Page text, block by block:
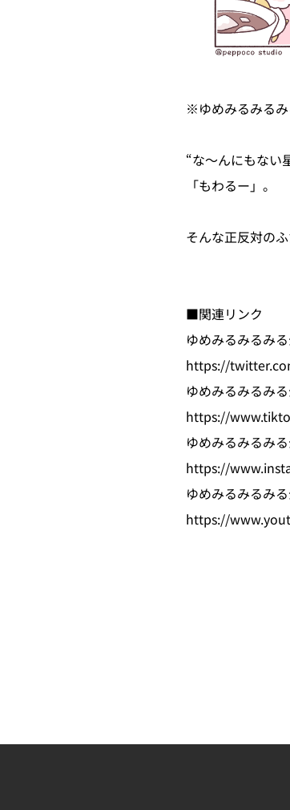
※ゆめみるみるみ
“な～んにもない
「もわるー」。
そんな正反対の
■関連リンク
ゆめみるみるみ
https://
ゆめみるみるみ
https://
ゆめみるみるみ
https://
ゆめみるみるみ
https://